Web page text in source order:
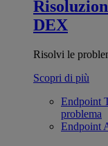
DEX
Risolvi le
Scopri di più
Endpoint
problema
Endpoint